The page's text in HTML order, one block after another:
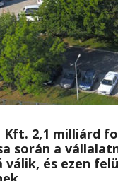
2,1 milliárd
során a
válik, és ezen